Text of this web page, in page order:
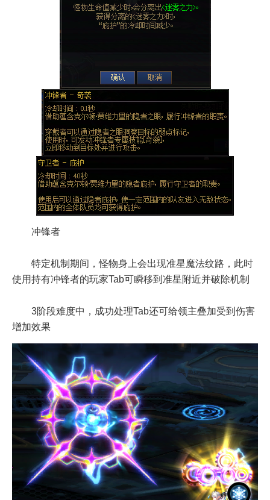
冲锋者
特定机制期间，怪物身上会出现准星魔法纹路，此时
使用持有冲锋者的玩家Tab可瞬移到准星附近并破除机制
3阶段难度中，成功处理Tab还可给领主叠加受到伤害
增加效果